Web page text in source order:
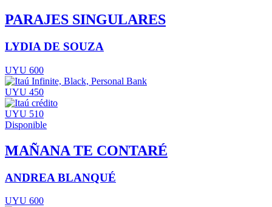
PARAJES SINGULARES
LYDIA DE SOUZA
UYU 600
UYU 450
UYU 510
Disponible
MAÑANA TE CONTARÉ
ANDREA BLANQUÉ
UYU 600